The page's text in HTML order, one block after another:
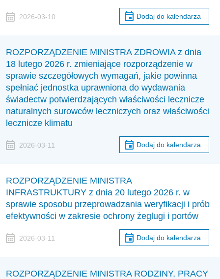
2026-03-10 Dodaj do kalendarza
ROZPORZĄDZENIE MINISTRA ZDROWIA z dnia
18 lutego 2026 r. zmieniające rozporządzenie w
sprawie szczegółowych wymagań, jakie powinna
spełniać jednostka uprawniona do wydawania
świadectw potwierdzających właściwości lecznicze
naturalnych surowców leczniczych oraz właściwości
lecznicze klimatu
2026-03-11 Dodaj do kalendarza
ROZPORZĄDZENIE MINISTRA
INFRASTRUKTURY z dnia 20 lutego 2026 r. w
sprawie sposobu przeprowadzania weryfikacji i prób
efektywności w zakresie ochrony żeglugi i portów
2026-03-11 Dodaj do kalendarza
ROZPORZĄDZENIE MINISTRA RODZINY, PRACY